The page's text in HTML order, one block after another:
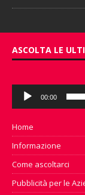
ASCOLTA LE
Audio
Player
00:00
Home
Informazione
Come ascoltarci
Pubblicità per le